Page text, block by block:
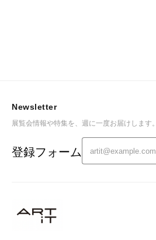
Newsletter
展覧会情報や特集を、週に一度お届けします。
登録フォーム